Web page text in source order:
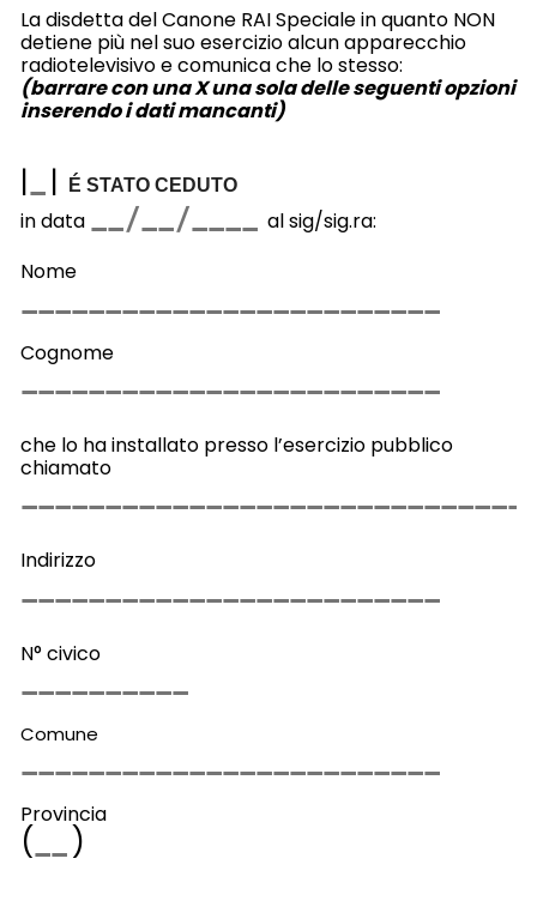
La disdetta del Canone RAI Speciale in quanto NON
detiene più nel suo esercizio alcun apparecchio
radiotelevisivo e comunica che lo stesso:
(barrare con una X una sola delle seguenti opzioni
inserendo i dati mancanti)
| | É STATO CEDUTO
in data
al sig/sig.ra:
Nome
Cognome
che lo ha installato presso l’esercizio pubblico
chiamato
Indirizzo
N° civico
Comune
Provincia
( )